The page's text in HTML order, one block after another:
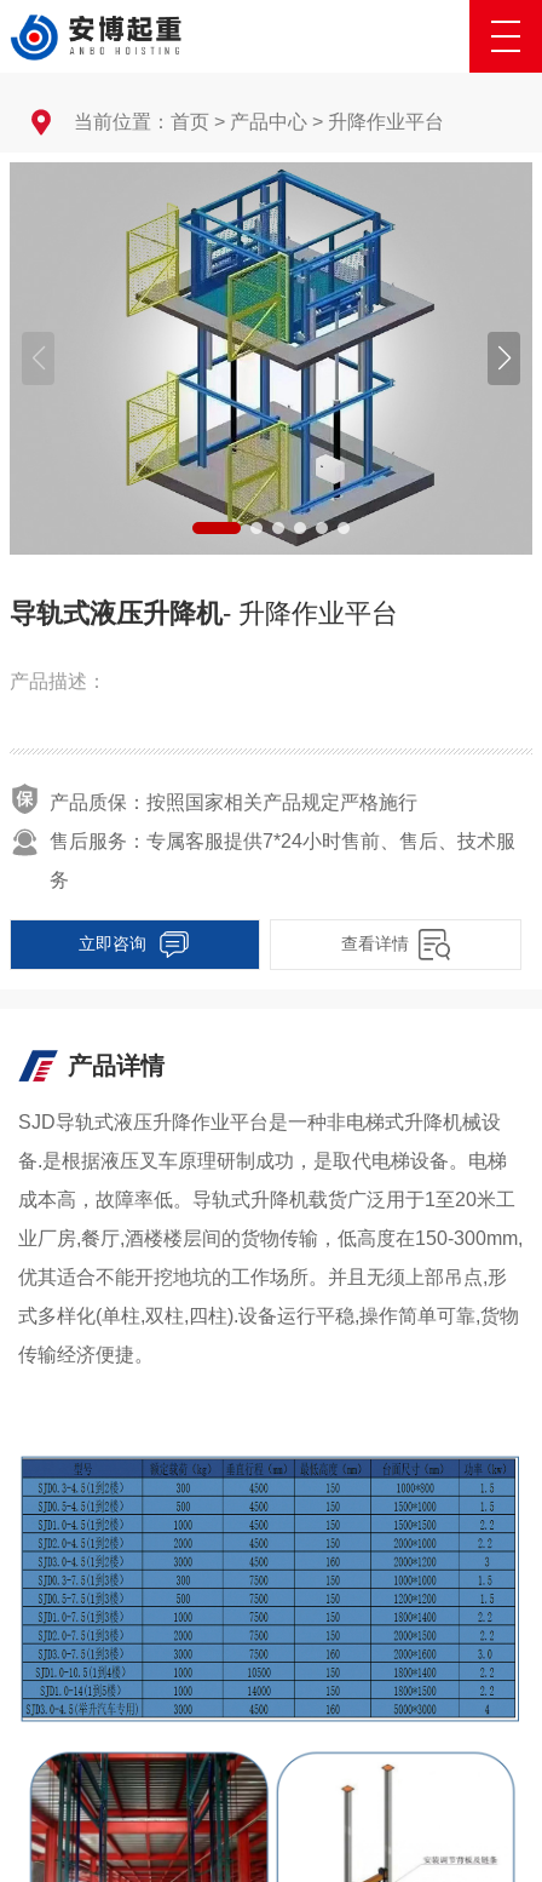
当前位置： 首页 > 产品中心 > 升降作业平台
导轨式液压升降机- 升降作业平台
产品描述：
产品质保：按照国家相关产品规定严格施行
售后服务：专属客服提供7*24小时售前、售后、技术服
务
立即咨询 查看详情
产品详情
SJD导轨式液压升降作业平台是一种非电梯式升降机械设
备.是根据液压叉车原理研制成功，是取代电梯设备。电梯
成本高，故障率低。导轨式升降机载货广泛用于1至20米工
业厂房,餐厅,酒楼楼层间的货物传输，低高度在150-300mm,
优其适合不能开挖地坑的工作场所。并且无须上部吊点,形
式多样化(单柱,双柱,四柱).设备运行平稳,操作简单可靠,货物
传输经济便捷。